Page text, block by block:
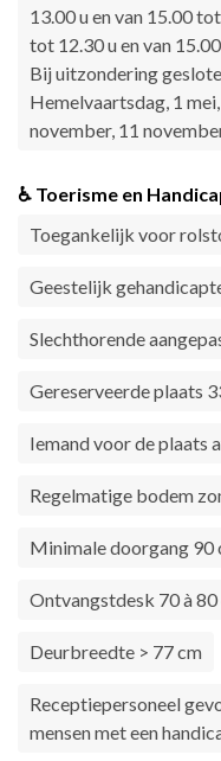
13.00 u en van 15.00
tot 12.30 u en van
Bij uitzondering
Hemelvaartsdag, 1
november, 11
♿ Toerisme en
Toegankelijk voor
Geestelijk
Slechthorende
Gereserveerde plaats
Iemand voor de plaats
Regelmatige bodem
Minimale doorgang 90
Ontvangstdesk 70 à
Deurbreedte > 77 cm
Receptiepersoneel
mensen met een